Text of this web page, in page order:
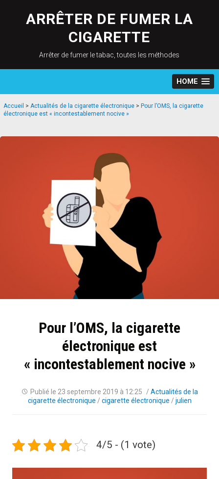
content
ARRÊTER DE FUMER LA
CIGARETTE
Arrêter de fumer le tabac, toutes les méthodes
HOME
Accueil > Actualités de la cigarette électronique > Pour l’OMS, la cigarette
électronique est « incontestablement nocive »
Pour l’OMS, la cigarette
électronique est
« incontestablement nocive »
Publié le 23 septembre 2019 à 12:25 / Actualités de la
cigarette électronique / cigarette électronique / julien
4/5 - (1 vote)